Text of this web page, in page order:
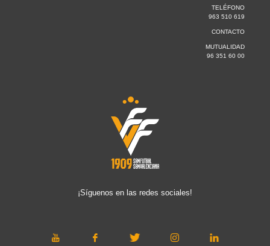
TELÉFONO
963 510 619
CONTACTO
MUTUALIDAD
96 351 60 00
¡Síguenos en las redes sociales!